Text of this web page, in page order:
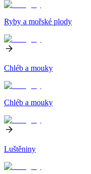
Ryby a mořské plody
Chléb a mouky
Chléb a mouky
Luštěniny